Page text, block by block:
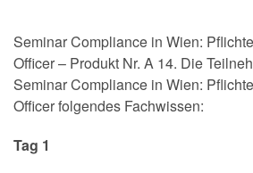
Seminar Compliance in Wien:
Officer – Produkt Nr. A 14. Die
Seminar Compliance in Wien:
Officer folgendes Fachwissen:
Tag 1